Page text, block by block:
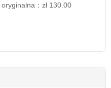
oryginalna：zł 130.00